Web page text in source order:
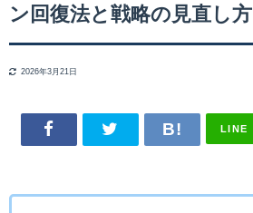
ン回復法と戦略の見直し方
2026年3月21日
LINE